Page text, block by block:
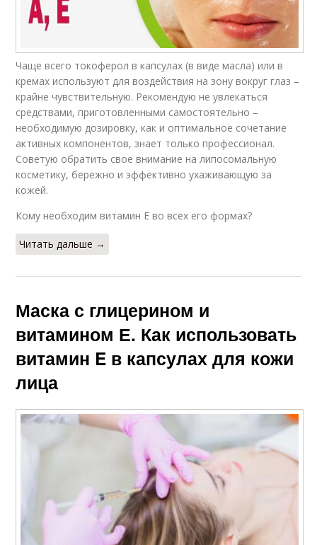
Чаще всего токоферол в капсулах (в виде масла) или в
кремах используют для воздействия на зону вокруг глаз –
крайне чувствительную. Рекомендую не увлекаться
средствами, приготовленными самостоятельно –
необходимую дозировку, как и оптимальное сочетание
активных компонентов, знает только профессионал.
Советую обратить свое внимание на липосомальную
косметику, бережно и эффективно ухаживающую за
кожей.
Кому необходим витамин E во всех его формах?
Читать дальше →
Маска с глицерином и
витамином Е. Как использовать
витамин E в капсулах для кожи
лица